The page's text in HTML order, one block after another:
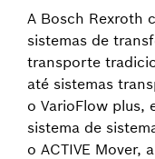
A Bosch Rexroth
sistemas de
transporte
até sistemas
o VarioFlow plus,
sistema de
o ACTIVE Mover,